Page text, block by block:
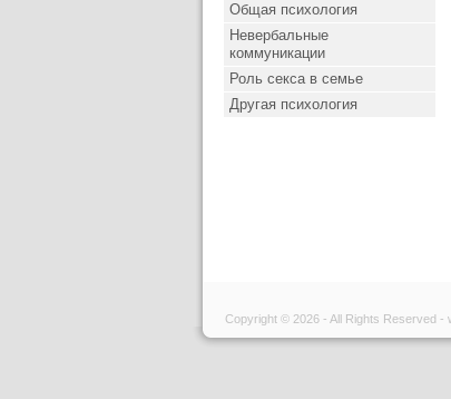
Общая психология
Невербальные
коммуникации
Роль секса в семье
Другая психология
Copyright © 2026 - All Rights Reserved -